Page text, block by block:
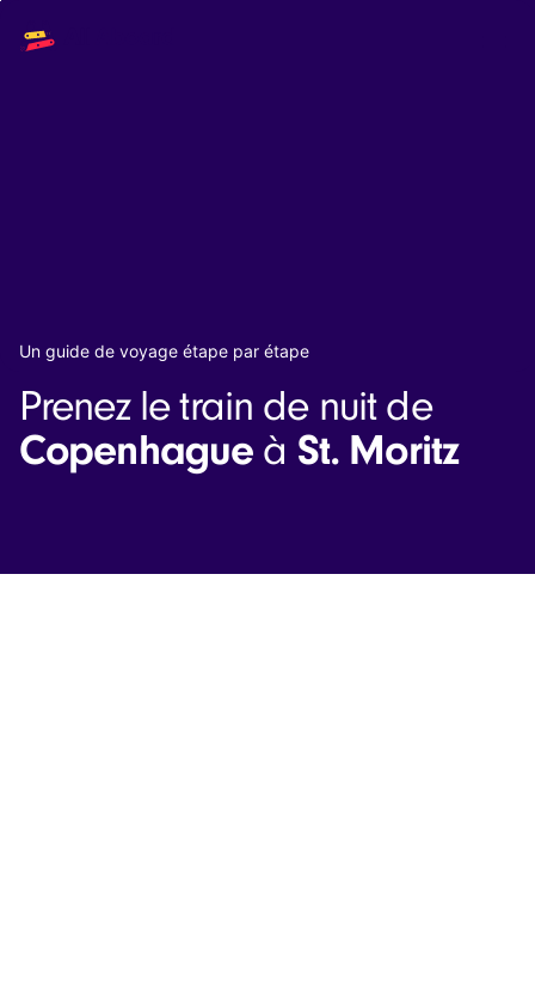
navigation
The API
Book a trip
Interrail passes
Eurail passes
Help & Support
Un guide de voyage étape par étape
Prenez le train de nuit de
Copenhague à St. Moritz